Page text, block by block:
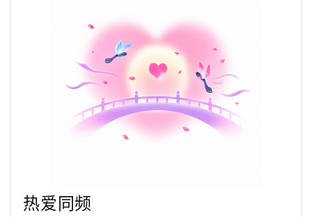
热爱同频